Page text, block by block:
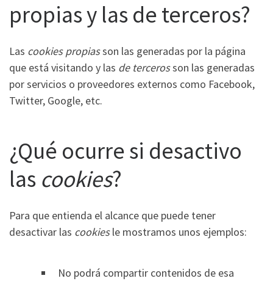
propias y las de terceros?
Las cookies propiasson las generadas por la página
que está visitando y las de tercerosson las generadas
por servicios o proveedores externos como Facebook,
Twitter, Google, etc.
¿Qué ocurre si desactivo
las cookies?
Para que entienda el alcance que puede tener
desactivar las cookiesle mostramos unos ejemplos:
No podrá compartir contenidos de esa